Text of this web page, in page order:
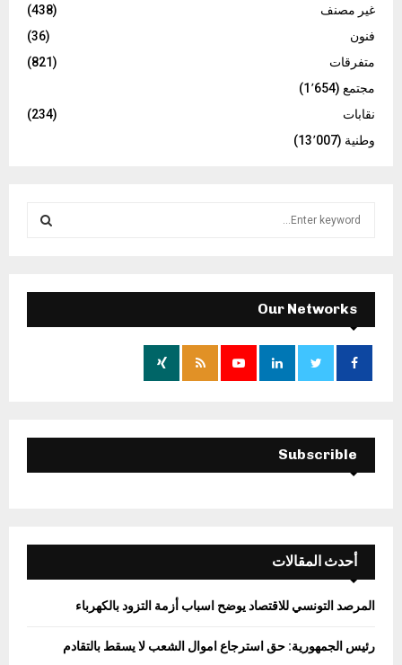
غير مصنف
(438)
فنون
(36)
متفرقات
(821)
مجتمع (1٬654)
نقابات
(234)
وطنية (13٬007)
f
o
E
A
H
Our Networks
Subscrible
أحدث المقالات
المرصد التونسي للاقتصاد يوضح اسباب أزمة التزود بالكهرباء
رئيس الجمهورية: حق استرجاع اموال الشعب لا يسقط بالتقادم